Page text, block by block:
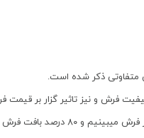
متفاوتی ذکر شده است.
فرش و نیز تاثیر گزار بر
فرش را انجام می دهد.